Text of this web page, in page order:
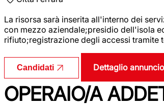
La risorsa sarà inserita all'interno dei
con mezzo aziendale;presidio dell'isola
rifiuto;registrazione degli accessi tramite
Candidati Dettaglio annuncio
OPERAIO/A